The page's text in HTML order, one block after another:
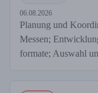
06.08.2026
Planung und
Messen;
formate; Auswahl